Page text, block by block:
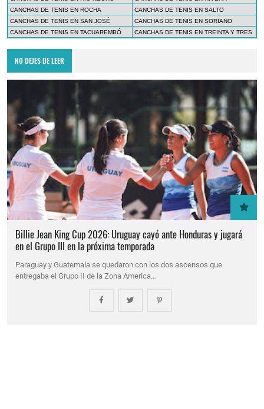
CANCHAS DE TENIS EN ROCHA
CANCHAS DE TENIS EN SALTO
CANCHAS DE TENIS EN SAN JOSÉ
CANCHAS DE TENIS EN SORIANO
CANCHAS DE TENIS EN TACUAREMBÓ
CANCHAS DE TENIS EN TREINTA Y TRES
NO DEJES DE LEER
Billie Jean King Cup 2026: Uruguay cayó ante Honduras y jugará
en el Grupo III en la próxima temporada
Paraguay y Guatemala se quedaron con los dos ascensos que
entregaba el Grupo II de la Zona America…